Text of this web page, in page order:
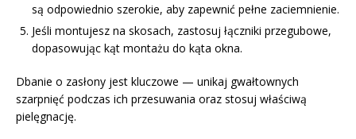
są odpowiednio szerokie, aby zapewnić pełne zaciemnienie.
Jeśli montujesz na skosach, zastosuj łączniki przegubowe,
dopasowując kąt montażu do kąta okna.
Dbanie o zasłony jest kluczowe — unikaj gwałtownych
szarpnięć podczas ich przesuwania oraz stosuj właściwą
pielęgnację.